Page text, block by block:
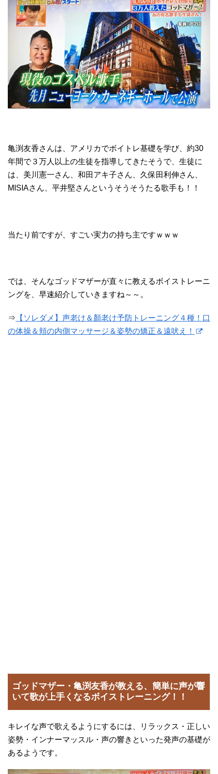
亀渕友香さんは、アメリカでボイトレ基礎を学び、約30
年間で３万人以上の生徒を指導してきたそうで、生徒に
は、美川憲一さん、和田アキ子さん、久保田利伸さん、
MISIAさん、平井堅さんというそうそうたる歌手も！！
当たり前ですが、すごい実力の持ち主ですｗｗｗ
では、そんなゴッドマザーが直々に教えるボイストレーニ
ングを、早速紹介していきますね～～。
⇒ 【ソレダメ】声老け＆顏老け予防トレーニング４種！口
の体操＆頬の内側マッサージ＆姿勢の矯正＆遠吠え！
ゴッドマザー・亀渕友香が教える、簡単に声が響
いて歌が上手くなるボイストレーニング！！
キレイな声で歌えるようにするには、リラックス・正しい
姿勢・インナーマッスル・声の響きといった発声の基礎が
あるようです。